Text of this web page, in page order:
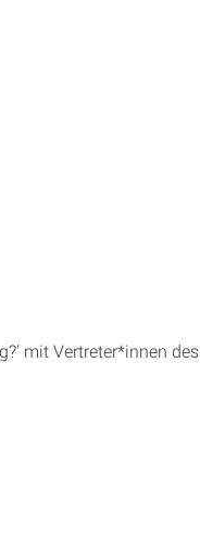
mit Vertreter*innen des